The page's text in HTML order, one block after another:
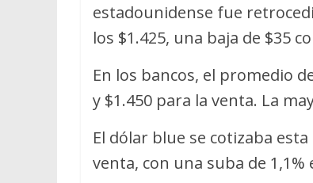
estadounidense fue
los $1.425, una baja de $35
En los bancos, el promedio
y $1.450 para la venta. La
El dólar blue se cotizaba
venta, con una suba de 1,1%